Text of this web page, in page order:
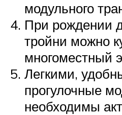
модульного
При рождении
тройни можно
многоместный
Легкими,
прогулочные
необходимы